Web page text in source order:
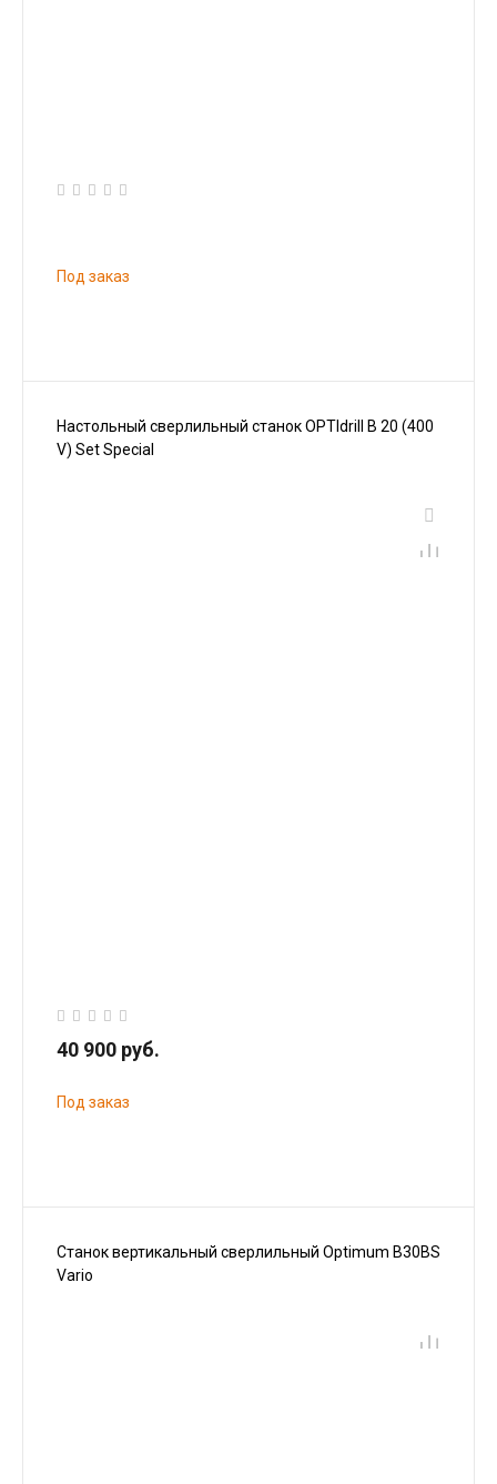
Под заказ
Настольный сверлильный станок OPTIdrill B 20 (400
V) Set Special
40 900 руб.
Под заказ
Станок вертикальный сверлильный Optimum B30BS
Vario